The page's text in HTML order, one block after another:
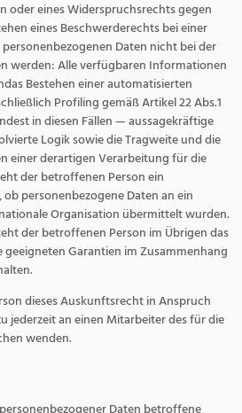
eines Widerspruchsrechts gegen
eines Beschwerderechts bei einer
Daten nicht bei der
werden: Alle verfügbaren Informationen
Bestehen einer automatisierten
Profiling gemäß Artikel 22 Abs.1
in diesen Fällen — aussagekräftige
Logik sowie die Tragweite und die
einer derartigen Verarbeitung für die
der betroffenen Person ein
personenbezogene Daten an ein
Organisation übermittelt wurden.
der betroffenen Person im Übrigen das
Garantien im Zusammenhang
dieses Auskunftsrecht in Anspruch
jederzeit an einen Mitarbeiter des für die
wenden.